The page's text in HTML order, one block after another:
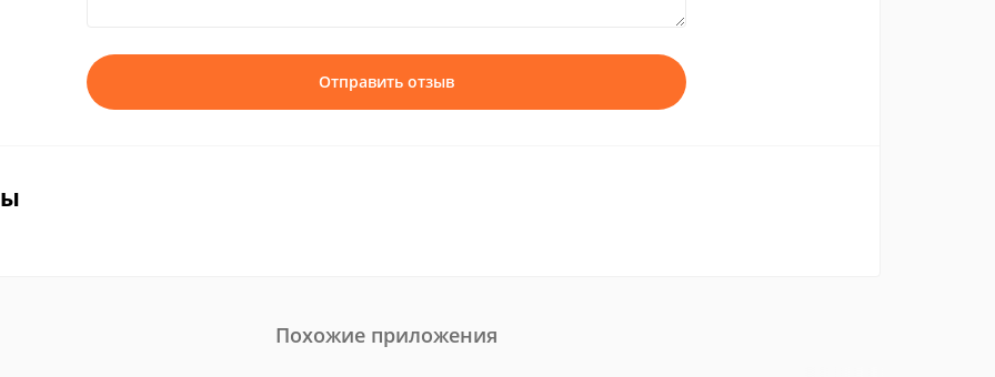
Отправить отзыв
Похожие приложения